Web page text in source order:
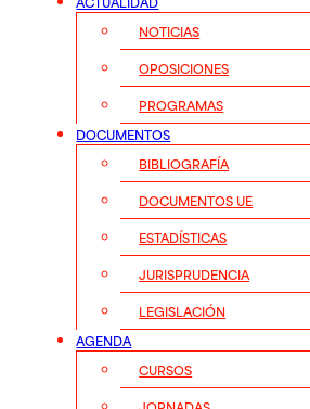
NOTICIAS
OPOSICIONES
PROGRAMAS
DOCUMENTOS
BIBLIOGRAFÍA
DOCUMENTOS UE
ESTADÍSTICAS
JURISPRUDENCIA
LEGISLACIÓN
AGENDA
CURSOS